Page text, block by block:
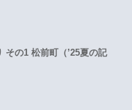
の1 松前町（’25夏の記